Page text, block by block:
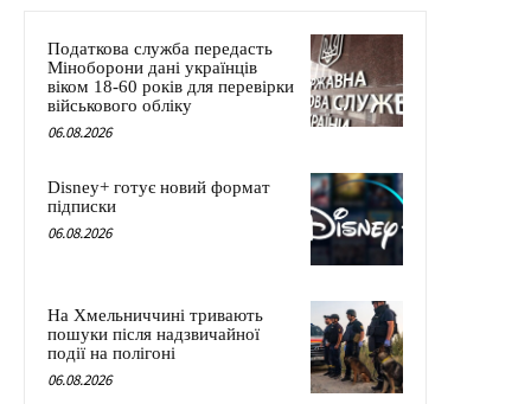
Податкова служба передасть
Міноборони дані українців
віком 18-60 років для перевірки
військового обліку
06.08.2026
Disney+ готує новий формат
підписки
06.08.2026
На Хмельниччині тривають
пошуки після надзвичайної
події на полігоні
06.08.2026